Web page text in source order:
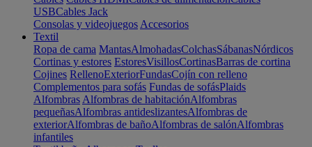
USBCables Jack
Consolas y videojuegos Accesorios
Textil
Ropa de cama MantasAlmohadasColchasSábanasNórdicos
Cortinas y estores EstoresVisillosCortinasBarras de cortina
Cojines RellenoExteriorFundasCojín con relleno
Complementos para sofás Fundas de sofásPlaids
Alfombras Alfombras de habitaciónAlfombras
pequeñasAlfombras antideslizantesAlfombras de
exteriorAlfombras de bañoAlfombras de salónAlfombras
infantiles